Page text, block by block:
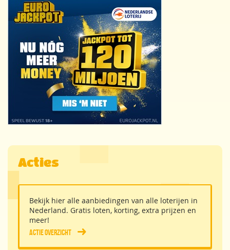
Acties
Bekijk hier alle aanbiedingen van alle loterijen in
Nederland. Gratis loten, korting, extra prijzen en
meer!
Actie overzicht